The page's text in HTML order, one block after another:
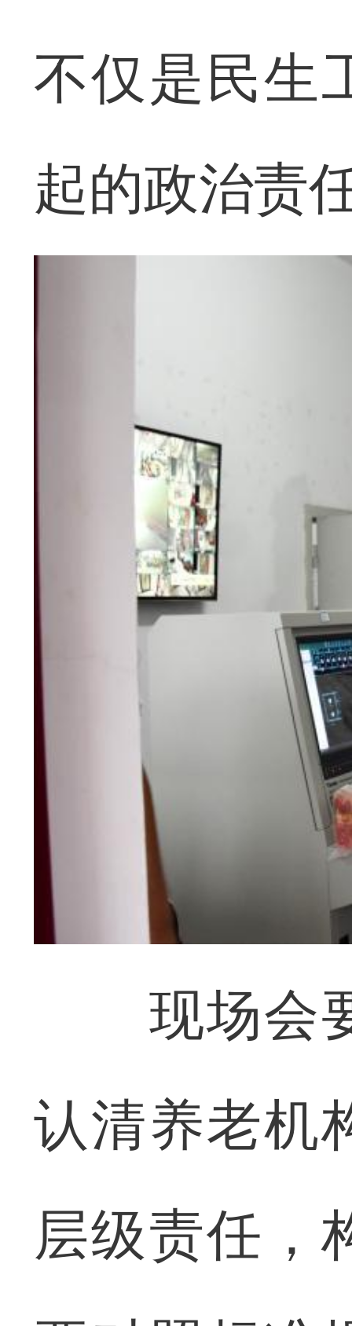
不仅是民生
起的政治责
现场会要
认清养老机
层级责任，